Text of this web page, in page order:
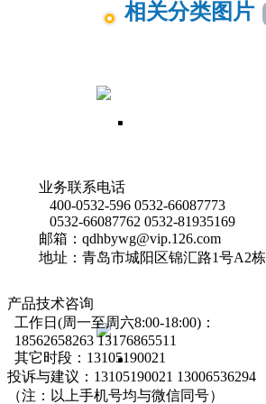
相关分类图片
业务联系电话
400-0532-596 0532-66087773
0532-66087762 0532-81935169
邮箱：qdhbywg@vip.126.com
地址：青岛市城阳区锦汇路1号A2栋
产品技术咨询
工作日(周一至周六8:00-18:00)：
18562658263 13176865511
其它时段：13105190021
投诉与建议：13105190021 13006536294
（注：以上手机号均与微信同号）